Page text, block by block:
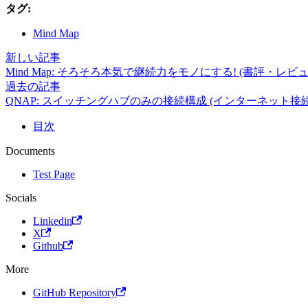
タグ:
Mind Map
新しい記事
Mind Map: そろそろ本気で継続力をモノにする! (書評・レビ
過去の記事
QNAP: スイッチングハブのみの接続構成 (インターネット接
目次
Documents
Test Page
Socials
Linkedin
X
Github
More
GitHub Repository